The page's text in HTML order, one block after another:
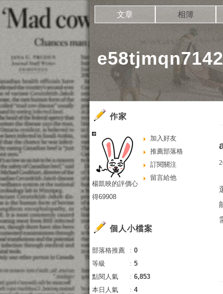
文章 相簿
作家
加入好友
推薦部落格
訂閱關注
留言給他
楊凱映的評價心
得69908
個人小檔案
部落格推薦 ： 0
等級
： 5
點閱人氣
： 6,853
本日人氣
： 4